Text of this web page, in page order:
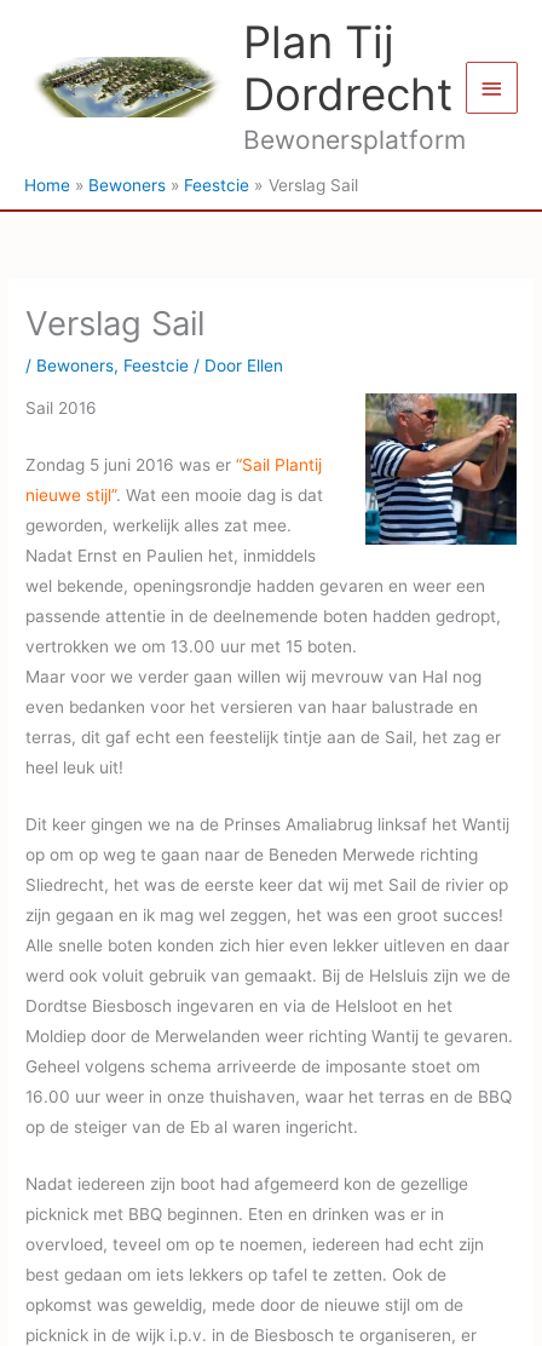
inhoud
Plan Tij
Dordrecht
Bewonersplatform
Home Bewoners Feestcie Verslag Sail
Verslag Sail
/ Bewoners, Feestcie / Door Ellen
Sail 2016
Zondag 5 juni 2016 was er“Sail Plantij
nieuwe stijl”. Wat een mooie dag is dat
geworden, werkelijk alles zat mee.
Nadat Ernst en Paulien het, inmiddels
wel bekende, openingsrondje hadden gevaren en weer een
passendeattentie in de deelnemende boten hadden gedropt,
vertrokken we om 13.00 uur met 15 boten.
Maar voor we verder gaan willen wij mevrouw van Hal nog
even bedanken voor het versieren van haar balustrade en
terras, dit gaf echt een feestelijk tintje aan de Sail, het zag er
heel leuk uit!
Dit keer gingen we na de Prinses Amaliabrug linksaf het Wantij
op om op weg te gaan naar de Beneden Merwede richting
Sliedrecht, het was de eerste keer dat wij met Sail de rivier op
zijn gegaan en ik mag wel zeggen, het was een groot succes!
Alle snelle boten konden zich hier even lekker uitleven en daar
werd ook voluit gebruik van gemaakt. Bij de Helsluis zijn we de
Dordtse Biesbosch ingevaren en via de Helsloot en het
Moldiep door de Merwelanden weer richting Wantij te gevaren.
Geheel volgens schema arriveerde de imposante stoet om
16.00 uur weer in onze thuishaven, waar het terras en de BBQ
op de steiger van de Eb al waren ingericht.
Nadat iedereen zijn boot had afgemeerd kon de gezellige
picknick met BBQ beginnen. Eten en drinken was er in
overvloed, teveel om op te noemen, iedereen had echt zijn
best gedaan om iets lekkers op tafel te zetten. Ook de
opkomst was geweldig, mede door de nieuwe stijl om de
picknick in de wijk i.p.v. in de Biesbosch te organiseren, er